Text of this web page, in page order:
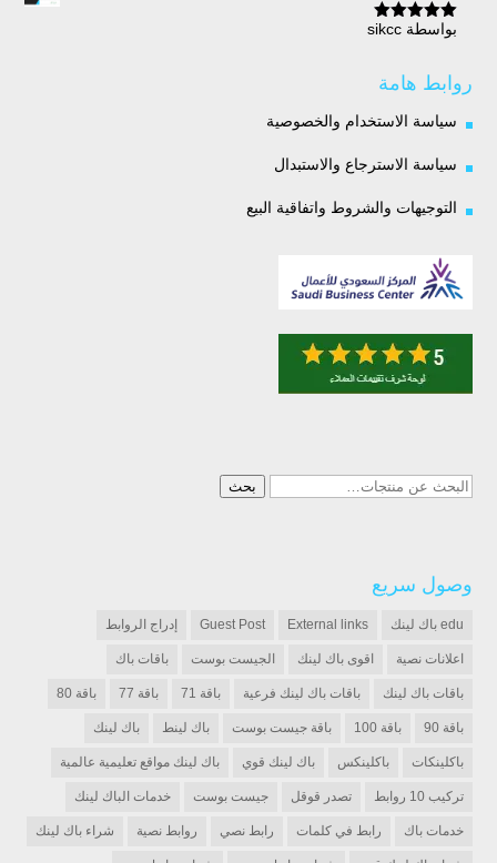
تم التقييم5
بواسطة sikcc
روابط هامة
سياسة الاستخدام والخصوصية
سياسة الاسترجاع والاستبدال
التوجيهات والشروط واتفاقية البيع
البحث
بحث
وصول سريع
edu باك لينك External links
Guest Post إدراج الروابط
اعلانات نصية اقوى باك لينك الجيست بوست باقات باك
باقات باك لينك باقات باك لينك فرعية باقة 71 باقة 77 باقة 80
باقة 90 باقة 100 باقة جيست بوست باك لينط باك لينك
باكلينكات باكلينكس باك لينك قوي باك لينك مواقع تعليمية عالمية
تركيب 10 روابط تصدر قوقل جيست بوست خدمات الباك لينك
خدمات باك رابط في كلمات رابط نصي روابط نصية شراء باك لينك